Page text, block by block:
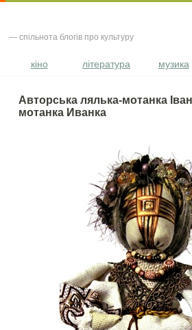
— спільнота блогів про культуру
кіно література музика
Авторська лялька-мотанка
мотанка Иванка